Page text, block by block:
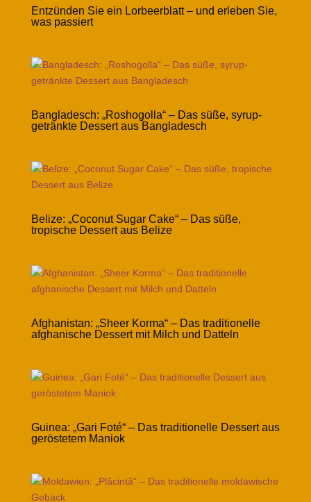
Entzünden Sie ein Lorbeerblatt – und erleben Sie,
was passiert
Bangladesch: „Roshogolla“ – Das süße, syrup-
getränkte Dessert aus Bangladesch
Belize: „Coconut Sugar Cake“ – Das süße,
tropische Dessert aus Belize
Afghanistan: „Sheer Korma“ – Das traditionelle
afghanische Dessert mit Milch und Datteln
Guinea: „Gari Foté“ – Das traditionelle Dessert aus
geröstetem Maniok